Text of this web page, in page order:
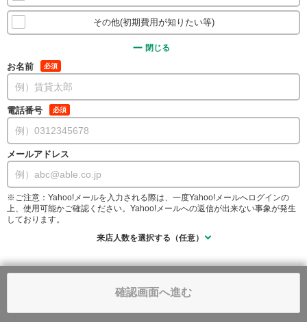
その他(初期費用が知りたい等)
閉じる
お名前 必須
電話番号 必須
メールアドレス
※ご注意：Yahoo!メールを入力される際は、一度Yahoo!メールへログインの
上、使用可能かご確認ください。Yahoo!メールへの返信が出来ない事象が発生
しております。
来店人数を選択する（任意）
確認画面へ進む